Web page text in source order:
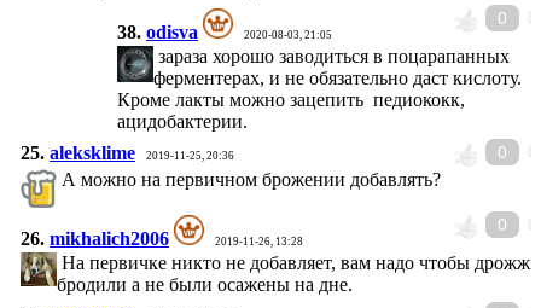
0
38. odisva 2020-08-03, 21:05
зараза хорошо заводиться в поцарапанных
ферментерах, и не обязательно даст кислоту.
Кроме лакты можно зацепить педиококк,
ацидобактерии.
0
25. aleksklime 2019-11-25, 20:36
А можно на первичном брожении добавлять?
0
26. mikhalich2006 2019-11-26, 13:28
На первичке никто не добавляет, вам надо чтобы дрожжи
бродили а не были осажены на дне.